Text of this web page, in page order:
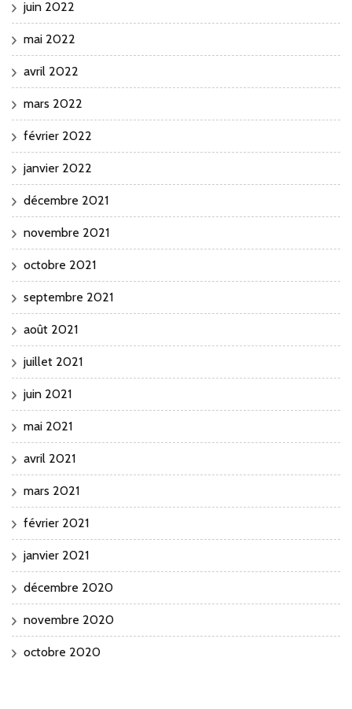
juin 2022
mai 2022
avril 2022
mars 2022
février 2022
janvier 2022
décembre 2021
novembre 2021
octobre 2021
septembre 2021
août 2021
juillet 2021
juin 2021
mai 2021
avril 2021
mars 2021
février 2021
janvier 2021
décembre 2020
novembre 2020
octobre 2020